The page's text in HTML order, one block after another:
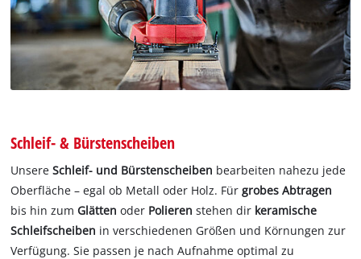
Schleif- & Bürstenscheiben
UnsereSchleif- und Bürstenscheiben bearbeiten nahezu jede
Oberfläche – egal ob Metall oder Holz. Fürgrobes Abtragen
bis hin zumGlättenoder Polierenstehen dir keramische
Schleifscheiben in verschiedenen Größen und Körnungen zur
Verfügung. Sie passen je nach Aufnahme optimal zu